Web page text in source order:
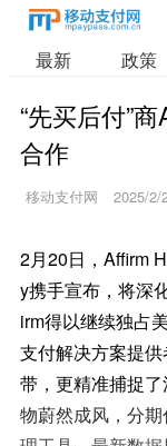
最新 政策
“先买后付”
合作
移动支付网 2025/2/
2月20日，Affirm
y携手宣布，将深
irm得以继续独占
支付解决方案提
带，更精准捕捉
物蔚然成风，分